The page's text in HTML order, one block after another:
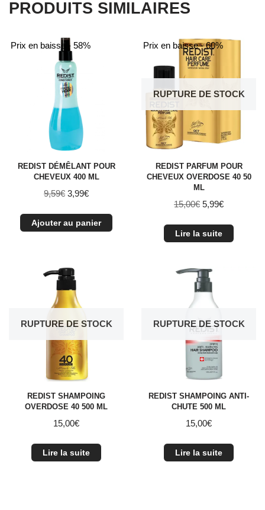
PRODUITS SIMILAIRES
Prix en baisse - 58%
REDIST DÉMÊLANT POUR
CHEVEUX 400 ML
9,59€ 3,99€
Ajouter au panier
Prix en baisse - 60%
RUPTURE DE STOCK
REDIST PARFUM POUR
CHEVEUX OVERDOSE 40 50
ML
15,00€ 5,99€
Lire la suite
RUPTURE DE STOCK
REDIST SHAMPOING
OVERDOSE 40 500 ML
15,00€
Lire la suite
RUPTURE DE STOCK
REDIST SHAMPOING ANTI-
CHUTE 500 ML
15,00€
Lire la suite